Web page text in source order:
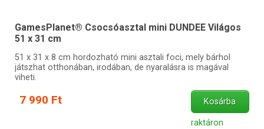
GamesPlanet® Csocsóasztal mini DUNDEE Világos
51 x 31 cm
51 x 31 x 8 cm hordozható mini asztali foci, mely bárhol
játszhat otthonában, irodában, de nyaralásra is magával
viheti.
7 990 Ft Kosárba
raktáron